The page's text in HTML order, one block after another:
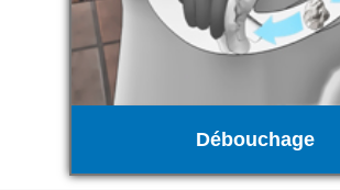
Débouchage